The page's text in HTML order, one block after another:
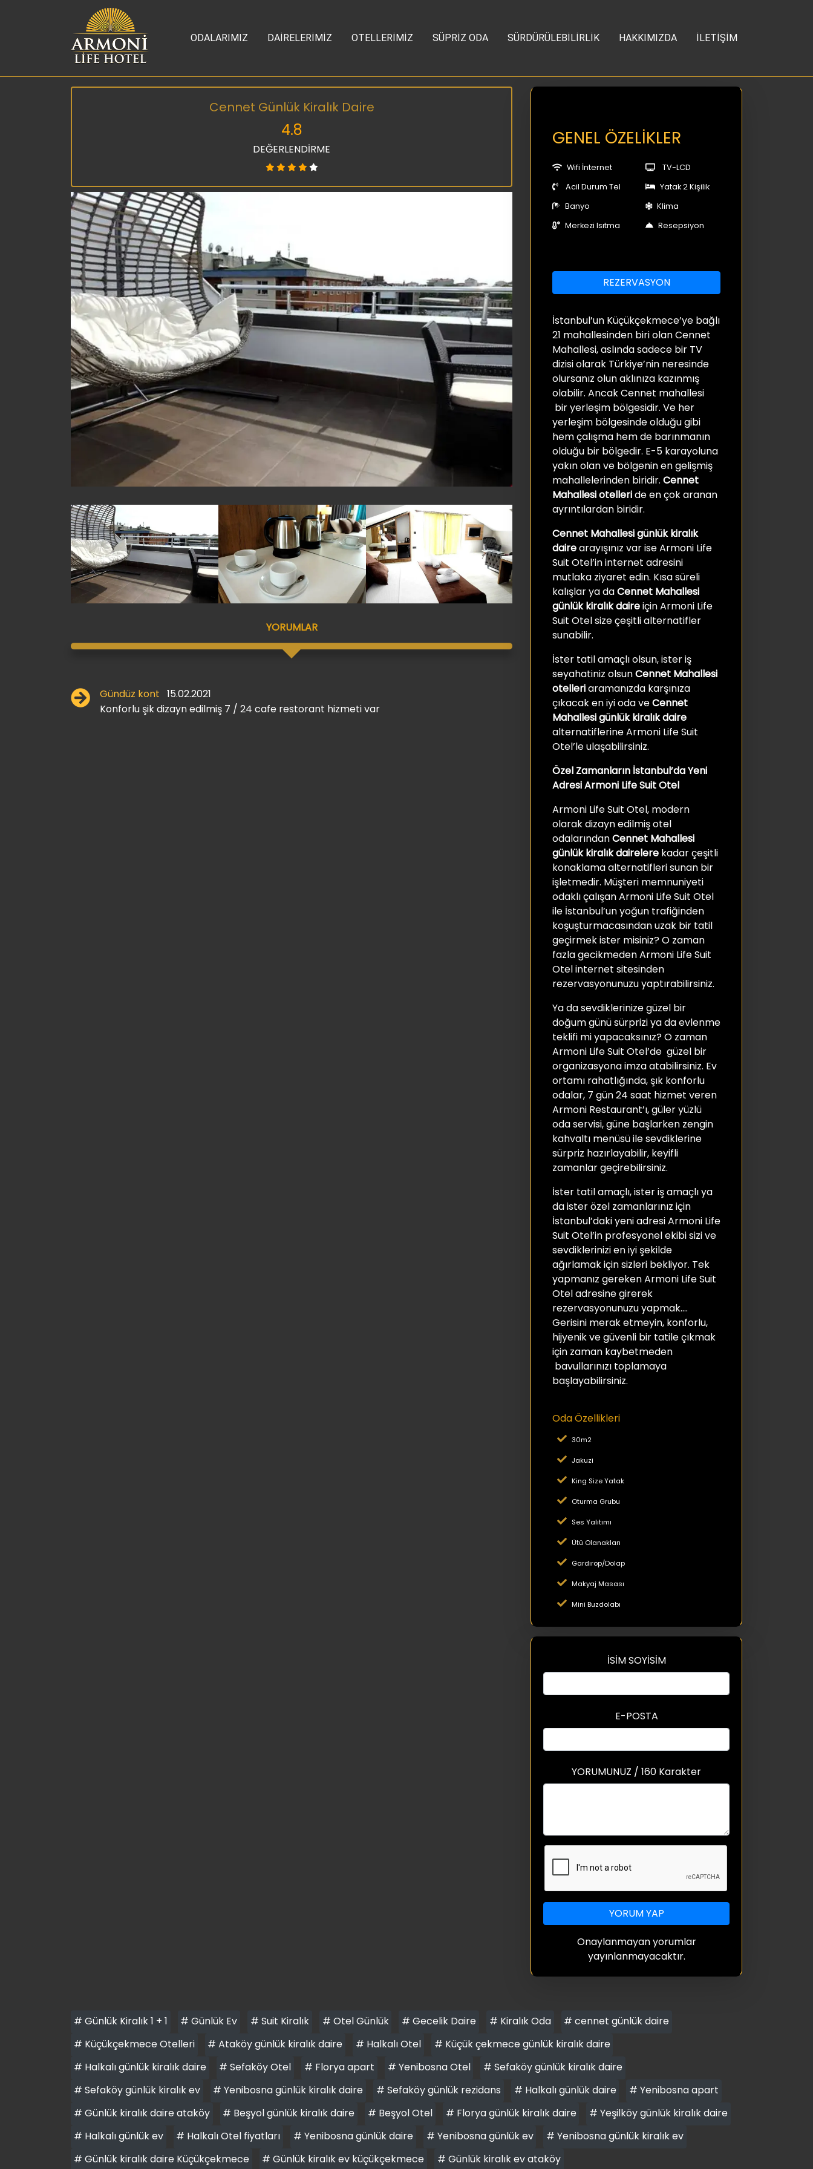
ODALARIMIZ DAİRELERİMİZ OTELLERİMİZ SÜPRİZ ODA SÜRDÜRÜLEBİLİRLİK HAKKIMIZDA İLETİŞİM
Cennet Günlük Kiralık Daire
4.8
DEĞERLENDİRME
YORUMLAR
Gündüz kont 15.02.2021
Konforlu şik dizayn edilmiş 7 / 24 cafe restorant hizmeti var
GENEL ÖZELİKLER
Wifi İnternet
TV-LCD
Acil Durum Tel
Yatak 2 Kişilik
Banyo
Klima
Merkezi Isıtma
Resepsiyon
REZERVASYON
İstanbul’un Küçükçekmece’ye bağlı
21 mahallesinden biri olan Cennet
Mahallesi, aslında sadece bir TV
dizisi olarak Türkiye’nin neresinde
olursanız olun aklınıza kazınmış
olabilir. Ancak Cennet mahallesi
bir yerleşim bölgesidir. Ve her
yerleşim bölgesinde olduğu gibi
hem çalışma hem de barınmanın
olduğu bir bölgedir. E-5 karayoluna
yakın olan ve bölgenin en gelişmiş
mahallelerinden biridir. Cennet
Mahallesi otelleride en çok aranan
ayrıntılardan biridir.
Cennet Mahallesi günlük kiralık
dairearayışınız var ise Armoni Life
Suit Otel’in internet adresini
mutlaka ziyaret edin. Kısa süreli
kalışlar ya daCennet Mahallesi
günlük kiralık daireiçin Armoni Life
Suit Otel size çeşitli alternatifler
sunabilir.
İster tatil amaçlı olsun, ister iş
seyahatiniz olsunCennet Mahallesi
otelleriaramanızda karşınıza
çıkacak en iyi oda veCennet
Mahallesi günlük kiralık daire
alternatiflerine Armoni Life Suit
Otel’le ulaşabilirsiniz.
Özel Zamanların İstanbul’da Yeni
Adresi Armoni Life Suit Otel
Armoni Life Suit Otel, modern
olarak dizayn edilmiş otel
odalarındanCennet Mahallesi
günlük kiralıkdairelere kadar çeşitli
konaklama alternatifleri sunan bir
işletmedir. Müşteri memnuniyeti
odaklı çalışan Armoni Life Suit Otel
ile İstanbul’un yoğun trafiğinden
koşuşturmacasından uzak bir tatil
geçirmek ister misiniz? O zaman
fazla gecikmeden Armoni Life Suit
Otel internet sitesinden
rezervasyonunuzu yaptırabilirsiniz.
Ya da sevdiklerinize güzel bir
doğum günü sürprizi ya da evlenme
teklifi mi yapacaksınız? O zaman
Armoni Life Suit Otel’de güzel bir
organizasyona imza atabilirsiniz. Ev
ortamı rahatlığında, şık konforlu
odalar, 7 gün 24 saat hizmet veren
Armoni Restaurant’ı, güler yüzlü
oda servisi, güne başlarken zengin
kahvaltı menüsü ile sevdiklerine
sürpriz hazırlayabilir, keyifli
zamanlar geçirebilirsiniz.
İster tatil amaçlı, ister iş amaçlı ya
da ister özel zamanlarınız için
İstanbul’daki yeni adresi Armoni Life
Suit Otel’in profesyonel ekibi sizi ve
sevdiklerinizi en iyi şekilde
ağırlamak için sizleri bekliyor. Tek
yapmanız gereken Armoni Life Suit
Otel adresine girerek
rezervasyonunuzu yapmak….
Gerisini merak etmeyin, konforlu,
hijyenik ve güvenli bir tatile çıkmak
için zaman kaybetmeden
bavullarınızı toplamaya
başlayabilirsiniz.
Oda Özellikleri
30m2
Jakuzi
King Size Yatak
Oturma Grubu
Ses Yalıtımı
Ütü Olanakları
Gardırop/Dolap
Makyaj Masası
Mini Buzdolabı
İSİM SOYİSİM
E-POSTA
YORUMUNUZ / 160 Karakter
YORUM YAP
Onaylanmayan yorumlar
yayınlanmayacaktır.
# Günlük Kiralık 1 + 1 # Günlük Ev # Suit Kiralık # Otel Günlük # Gecelik Daire # Kiralık Oda
# cennet günlük daire
# Küçükçekmece Otelleri
# Ataköy günlük kiralık daire # Halkalı Otel
# Küçük çekmece günlük kiralık daire
# Halkalı günlük kiralık daire
# Sefaköy Otel # Florya apart # Yenibosna Otel
# Sefaköy günlük kiralık daire
# Sefaköy günlük kiralık ev
# Yenibosna günlük kiralık daire # Sefaköy günlük rezidans # Halkalı günlük daire
# Yenibosna apart
# Günlük kiralık daire ataköy
# Beşyol günlük kiralık daire # Beşyol Otel # Florya günlük kiralık daire
# Yeşilköy günlük kiralık daire
# Halkalı günlük ev
# Halkalı Otel fiyatları # Yenibosna günlük daire # Yenibosna günlük ev
# Yenibosna günlük kiralık ev
# Günlük kiralık daire Küçükçekmece
# Günlük kiralık ev küçükçekmece # Günlük kiralık ev ataköy